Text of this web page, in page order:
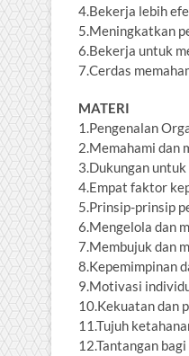
4.Bekerja lebih
5.Meningkatkan
6.Bekerja untuk
7.Cerdas
MATERI
1.Pengenalan
2.Memahami dan
3.Dukungan
4.Empat faktor
5.Prinsip-prinsip
6.Mengelola dan
7.Membujuk dan
8.Kepemimpinan
9.Motivasi
10.Kekuatan dan
11.Tujuh
12.Tantangan